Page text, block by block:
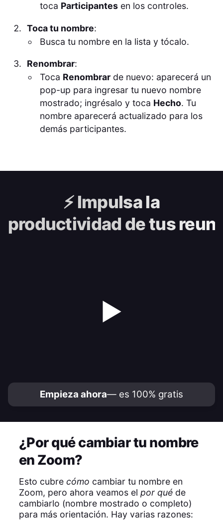
toca Participantes en los controles.
Toca tu nombre:
Busca tu nombre en la lista y tócalo.
Renombrar:
Toca Renombrar de nuevo: aparecerá un
pop-up para ingresar tu nuevo nombre
mostrado; ingrésalo y toca Hecho. Tu
nombre aparecerá actualizado para los
demás participantes.
⚡️Impulsa la
productividad de tus
▶
Empieza ahora— es 100% gratis
¿Por qué cambiar tu nombre
en Zoom?
Esto cubre cómo cambiar tu nombre en
Zoom, pero ahora veamos el por quéde
cambiarlo (nombre mostrado o completo)
para más orientación. Hay varias razones: